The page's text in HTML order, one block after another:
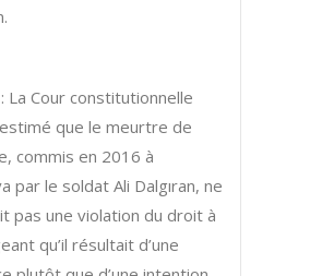
: La Cour constitutionnelle
que le meurtre de
commis en 2016 à
par le soldat Ali Dalgıran, ne
pas une violation du droit à
qu’il résultait d’une